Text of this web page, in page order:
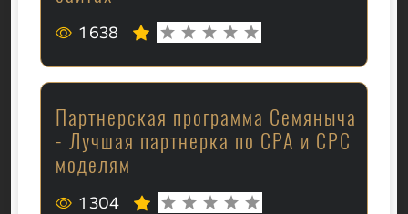
1 638
Партнерская программа Семяныча
- Лучшая партнерка по CPA и CPC
моделям
1 304